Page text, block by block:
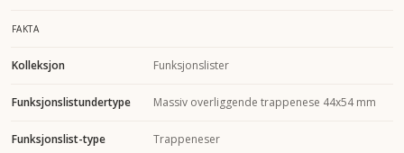
FAKTA
Kolleksjon Funksjonslister
Funksjonslistundertype Massiv overliggende trappenese 44x54 mm
Funksjonslist-type Trappeneser